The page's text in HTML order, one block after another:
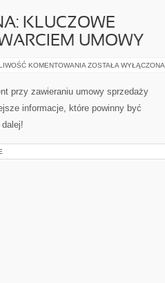
KLUCZOWE
UMOWY
KOMENTOWANIA UMOWA
PRZED
UMOWY
ZOSTAŁA WYŁĄCZONA
przy zawieraniu umowy sprzedaży
informacje, które powinny być